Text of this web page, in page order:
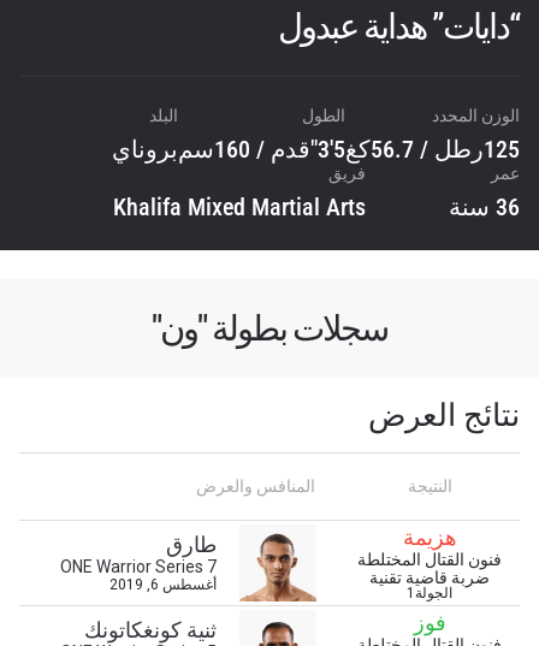
“دايات” هداية عبدول
الوزن المحدد
125رطل / 56.7كغ
الطول
5'3"قدم / 160سم
البلد
بروناي
عمر
36 سنة
فريق
Khalifa Mixed Martial Arts
سجلات بطولة "ون"
نتائج العرض
النتيجة المنافس والعرض
هزيمة
فنون القتال المختلطة
ضربة قاضية تقنية
الجولة1
طارق
ONE Warrior Series 7
أغسطس 6, 2019
فوز ثنية كونغكاتونك المنافس
ابق على اطّلاع
خذ بطولة "ون" معك أينما ذهبت! اشترك الآن للوصول
إلى آخر الأخبار، وفتح العروض الخاصة والحصول على
أفضل المقاعد لعروضنا الحية.
البريد الإلكتروني